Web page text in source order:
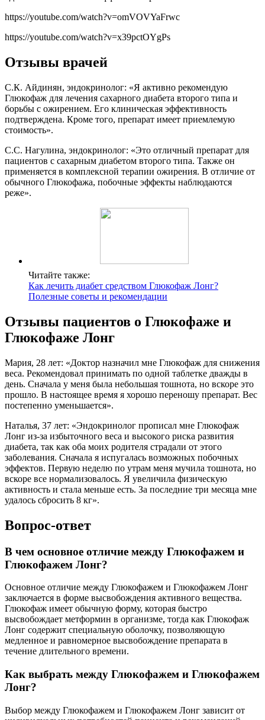
https://youtube.com/watch?v=omVOVYaFrwc
https://youtube.com/watch?v=x39pctOYgPs
Отзывы врачей
С.К. Айдинян, эндокринолог: «Я активно рекомендую
Глюкофаж для лечения сахарного диабета второго типа и
борьбы с ожирением. Его клиническая эффективность
подтверждена. Кроме того, препарат имеет приемлемую
стоимость».
С.С. Нагулина, эндокринолог: «Это отличный препарат для
пациентов с сахарным диабетом второго типа. Также он
применяется в комплексной терапии ожирения. В отличие от
обычного Глюкофажа, побочные эффекты наблюдаются
реже».
Читайте также:
Как лечить диабет средством Глюкофаж Лонг?
Полезные советы и рекомендации
Отзывы пациентов о Глюкофаже и
Глюкофаже Лонг
Мария, 28 лет: «Доктор назначил мне Глюкофаж для снижения
веса. Рекомендовал принимать по одной таблетке дважды в
день. Сначала у меня была небольшая тошнота, но вскоре это
прошло. В настоящее время я хорошо переношу препарат. Вес
постепенно уменьшается».
Наталья, 37 лет: «Эндокринолог прописал мне Глюкофаж
Лонг из-за избыточного веса и высокого риска развития
диабета, так как оба моих родителя страдали от этого
заболевания. Сначала я испугалась возможных побочных
эффектов. Первую неделю по утрам меня мучила тошнота, но
вскоре все нормализовалось. Я увеличила физическую
активность и стала меньше есть. За последние три месяца мне
удалось сбросить 8 кг».
Вопрос-ответ
В чем основное отличие между Глюкофажем и
Глюкофажем Лонг?
Основное отличие между Глюкофажем и Глюкофажем Лонг
заключается в форме высвобождения активного вещества.
Глюкофаж имеет обычную форму, которая быстро
высвобождает метформин в организме, тогда как Глюкофаж
Лонг содержит специальную оболочку, позволяющую
медленное и равномерное высвобождение препарата в
течение длительного времени.
Как выбрать между Глюкофажем и Глюкофажем
Лонг?
Выбор между Глюкофажем и Глюкофажем Лонг зависит от